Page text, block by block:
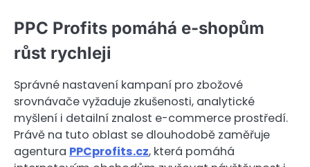
PPC Profits pomáhá e-shopům
růst rychleji
Správné nastavení kampaní pro zbožové
srovnávače vyžaduje zkušenosti, analytické
myšlení i detailní znalost e-commerce prostředí.
Právě na tuto oblast se dlouhodobě zaměřuje
agentura PPCprofits.cz, která pomáhá